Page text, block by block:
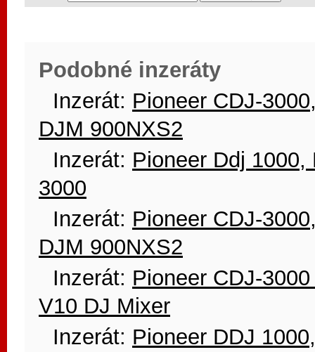
Podobné inzeráty
Inzerát: Pioneer CDJ-
DJM 900NXS2
Inzerát: Pioneer Ddj
3000
Inzerát: Pioneer CDJ-
DJM 900NXS2
Inzerát: Pioneer CDJ-
V10 DJ Mixer
Inzerát: Pioneer DDJ